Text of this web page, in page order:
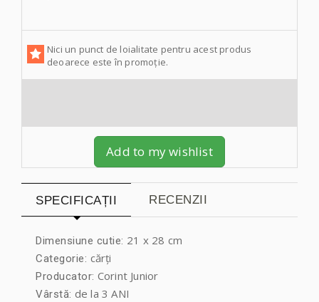
Nici un punct de loialitate pentru acest produs
deoarece este în promoție.
Add to my wishlist
SPECIFICAȚII RECENZII
Dimensiune cutie: 21 x 28 cm
Categorie: cărți
Producator: Corint Junior
Vârstă: de la 3 ANI